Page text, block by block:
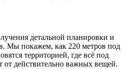
детальной планировки и
Мы покажем, как 220 метров под
территорией, где всё под
от действительно важных вещей.